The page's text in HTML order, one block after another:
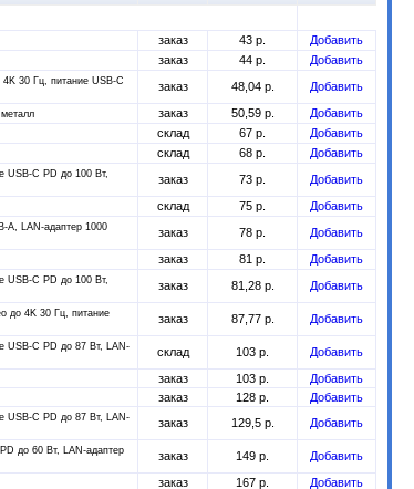
заказ 43 р.
Добавить
заказ 44 р.
Добавить
30 Гц, питание USB-C
заказ 48,04 р.
Добавить
заказ 50,59 р.
Добавить
склад 67 р.
Добавить
склад 68 р.
Добавить
USB-C PD до 100 Вт,
заказ 73 р.
Добавить
склад 75 р.
Добавить
A, LAN-адаптер 1000
заказ 78 р.
Добавить
заказ 81 р.
Добавить
USB-C PD до 100 Вт,
заказ 81,28 р. Добавить
до 4K 30 Гц, питание
заказ 87,77 р. Добавить
USB-C PD до 87 Вт, LAN-
склад 103 р.
Добавить
заказ 103 р.
Добавить
заказ 128 р.
Добавить
USB-C PD до 87 Вт, LAN-
заказ 129,5 р. Добавить
до 60 Вт, LAN-адаптер
заказ 149 р.
Добавить
заказ 167 р. Добавить